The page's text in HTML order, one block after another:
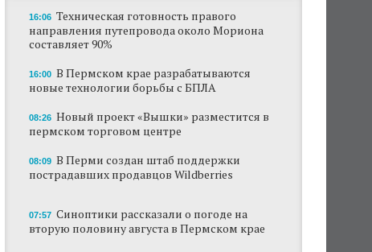
В Пермском крае установят новые станции
обнаружения беспилотников
Они используются для обнаружения и
отслеживания БПЛА в воздухе.
Новый проект «Вышки» разместится в
пермском торговом центре
В Перми создан штаб поддержки
В субботу в центре Перми выступит DJ Smash
Сеть «Иль де Ботэ» уходит из Перми
16:06 Техническая готовность правого
направления путепровода около Мориона
составляет 90%
16:00 В Пермском крае разрабатываются
новые технологии борьбы с БПЛА
08:26 Новый проект «Вышки» разместится в
пермском торговом центре
08:09 В Перми создан штаб поддержки
пострадавших продавцов Wildberries
07:57 Синоптики рассказали о погоде на
вторую половину августа в Пермском крае